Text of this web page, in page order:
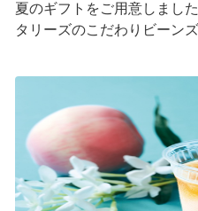
夏のギフトをご用意しました
タリーズのこだわりビーン